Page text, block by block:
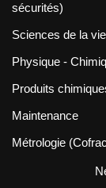
sécurités)
Sciences de la vie
Physique -
Produits
Maintenance
Métrologie